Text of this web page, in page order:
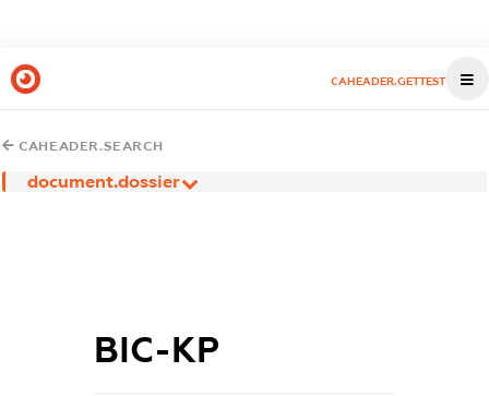
CAHEADER.GETTEST
CAHEADER.SEARCH
document.dossier
ВІС-КР